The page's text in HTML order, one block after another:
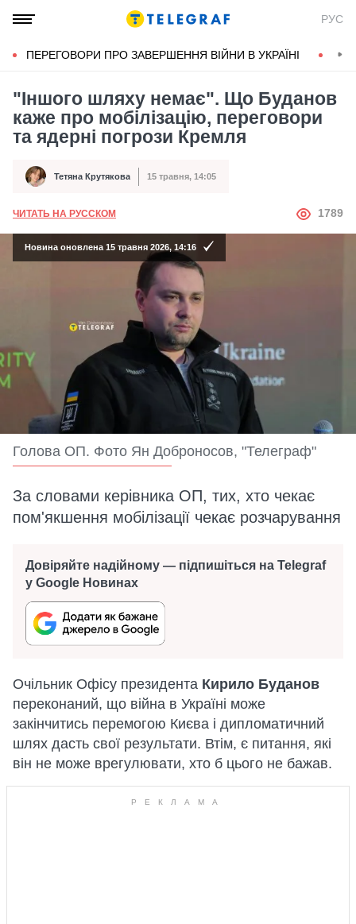
РУС
ПЕРЕГОВОРИ ПРО ЗАВЕРШЕННЯ ВІЙНИ В УКРАЇНІ
"Іншого шляху немає". Що Буданов
каже про мобілізацію, переговори
та ядерні погрози Кремля
Автор Тетяна Крутякова
Дата публікації 15 травня, 14:05
ЧИТАТЬ НА РУССКОМ АВТОР
1789
Новина оновлена 15 травня 2026, 14:16
Голова ОП. Фото Ян Доброносов, "Телеграф"
За словами керівника ОП, тих, хто чекає
пом'якшення мобілізації чекає розчарування
Довіряйте надійному — підпишіться на Telegraf
у Google Новинах
Очільник Офісу президента Кирило Буданов
переконаний, що війна в Україні може
закінчитись перемогою Києва і дипломатичний
шлях дасть свої результати. Втім, є питання, які
він не може врегулювати, хто б цього не бажав.